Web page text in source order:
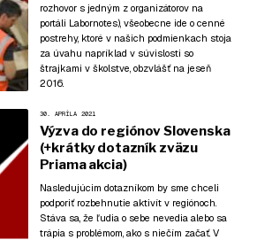
rozhovor s jedným z organizátorov na
portáli Labornotes), všeobecne ide o cenné
postrehy, ktoré v našich podmienkach stoja
za úvahu napríklad v súvislosti so
štrajkami v školstve, obzvlášť na jeseň
2016.
30. APRÍLA 2021
Výzva do regiónov Slovenska
(+krátky dotazník zväzu
Priama akcia)
Nasledujúcim dotazníkom by sme chceli
podporiť rozbehnutie aktivít v regiónoch.
Stáva sa, že ľudia o sebe nevedia alebo sa
trápia s problémom, ako s niečím začať. V